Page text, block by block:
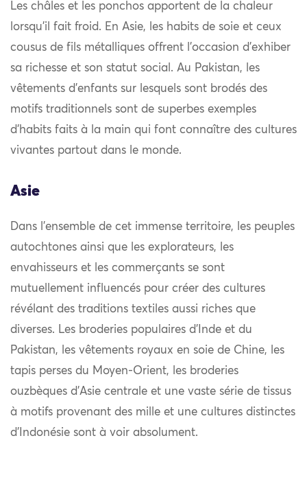
Les châles et les ponchos apportent de la chaleur
lorsqu’il fait froid. En Asie, les habits de soie et ceux
cousus de fils métalliques offrent l’occasion d’exhiber
sa richesse et son statut social. Au Pakistan, les
vêtements d’enfants sur lesquels sont brodés des
motifs traditionnels sont de superbes exemples
d’habits faits à la main qui font connaître des cultures
vivantes partout dans le monde.
Asie
Dans l’ensemble de cet immense territoire, les peuples
autochtones ainsi que les explorateurs, les
envahisseurs et les commerçants se sont
mutuellement influencés pour créer des cultures
révélant des traditions textiles aussi riches que
diverses. Les broderies populaires d’Inde et du
Pakistan, les vêtements royaux en soie de Chine, les
tapis perses du Moyen-Orient, les broderies
ouzbèques d’Asie centrale et une vaste série de tissus
à motifs provenant des mille et une cultures distinctes
d’Indonésie sont à voir absolument.